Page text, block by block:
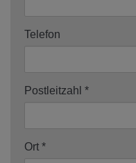
Telefon
Postleitzahl
Ort